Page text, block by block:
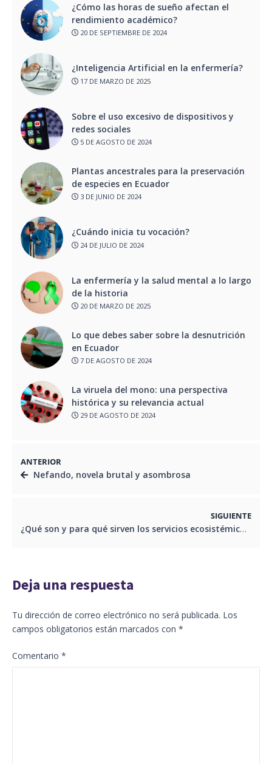
¿Cómo las horas de sueño afectan el
rendimiento académico?
20 DE SEPTIEMBRE DE 2024
¿Inteligencia Artificial en la enfermería?
17 DE MARZO DE 2025
Sobre el uso excesivo de dispositivos y
redes sociales
5 DE AGOSTO DE 2024
Plantas ancestrales para la preservación
de especies en Ecuador
3 DE JUNIO DE 2024
¿Cuándo inicia tu vocación?
24 DE JULIO DE 2024
La enfermería y la salud mental a lo largo
de la historia
20 DE MARZO DE 2025
Lo que debes saber sobre la desnutrición
en Ecuador
7 DE AGOSTO DE 2024
La viruela del mono: una perspectiva
histórica y su relevancia actual
29 DE AGOSTO DE 2024
ANTERIOR
Nefando, novela brutal y asombrosa
SIGUIENTE
¿Qué son y para qué sirven los servicios ecosistémicos en la arquitectura?
Deja una respuesta
Tu dirección de correo electrónico no será publicada. Los
campos obligatorios están marcados con *
Comentario *